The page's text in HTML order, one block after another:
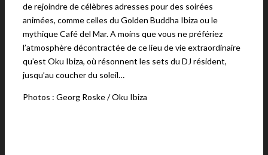
de rejoindre de célèbres adresses pour des soirées
animées, comme celles du Golden Buddha Ibiza ou le
mythique Café del Mar. A moins que vous ne préfériez
l’atmosphère décontractée de ce lieu de vie extraordinaire
qu’est Oku Ibiza, où résonnent les sets du DJ résident,
jusqu’au coucher du soleil…
Photos : Georg Roske / Oku Ibiza